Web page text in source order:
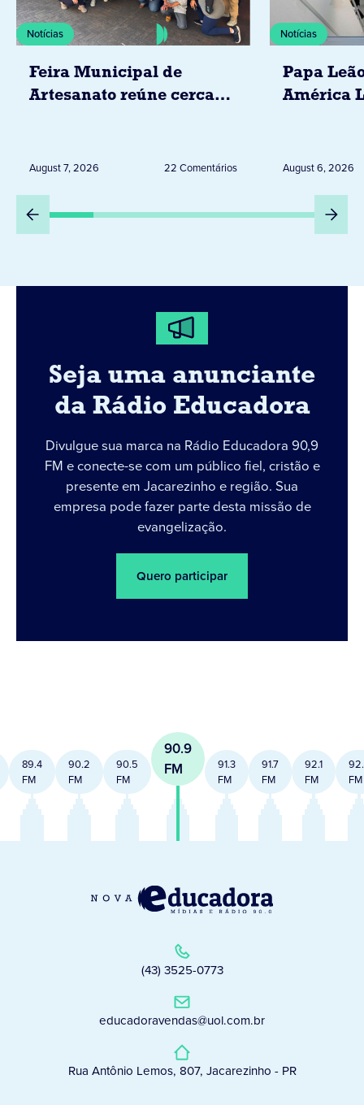
Notícias
Feira Municipal de
Artesanato reúne cerca
August 7, 2026 22 Comentários
Notícias
Papa
América
Peru
August 6, 2026
Seja uma anunciante
da Rádio Educadora
Divulgue sua marca na Rádio Educadora 90,9
FM e conecte-se com um público fiel, cristão e
presente em Jacarezinho e região. Sua
empresa pode fazer parte desta missão de
evangelização.
Quero participar
89.4
FM
90.2
FM
90.5
FM
90.9
FM
91.3
FM
91.7
FM
92.1
FM
FM
(43) 3525-0773
educadoravendas@uol.com.br
Rua Antônio Lemos, 807, Jacarezinho - PR